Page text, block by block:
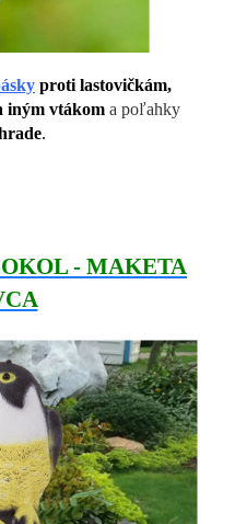
proti lastovičkám,
iným vtákom a poľahky
.
- MAKETA